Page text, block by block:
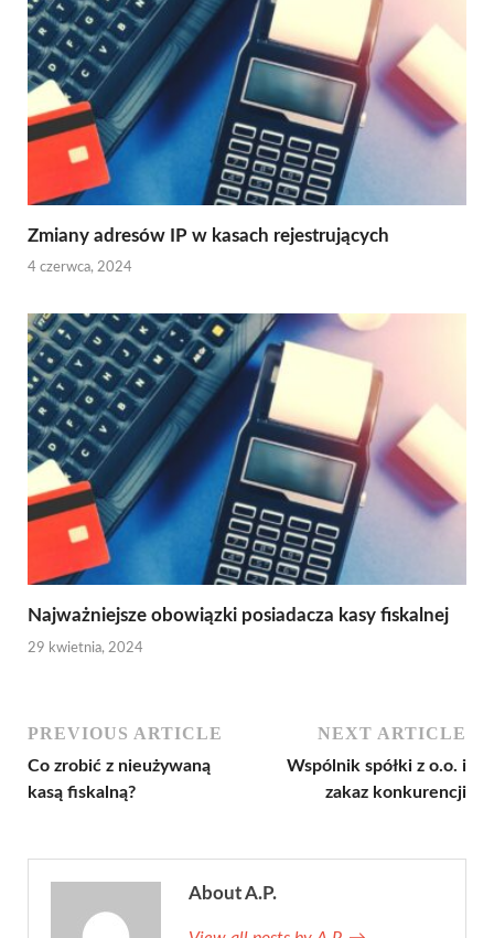
Zmiany adresów IP w kasach rejestrujących
4 czerwca, 2024
Najważniejsze obowiązki posiadacza kasy fiskalnej
29 kwietnia, 2024
PREVIOUS ARTICLE
Co zrobić z nieużywaną
kasą fiskalną?
NEXT ARTICLE
Wspólnik spółki z o.o. i
zakaz konkurencji
About A.P.